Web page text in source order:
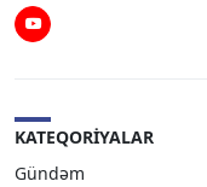
Youtube
KATEQORIYALAR
Gündəm